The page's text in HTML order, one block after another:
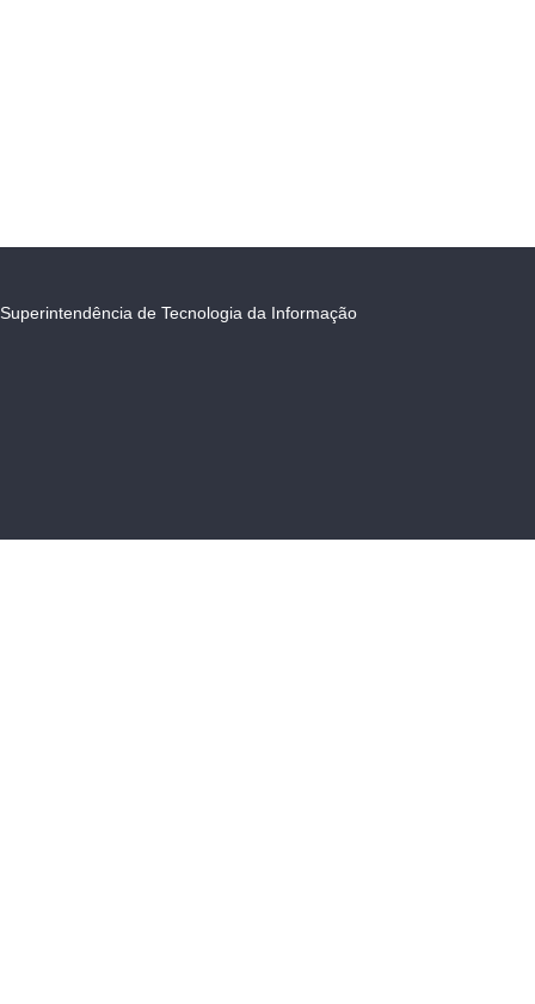
Superintendência de Tecnologia da Informação